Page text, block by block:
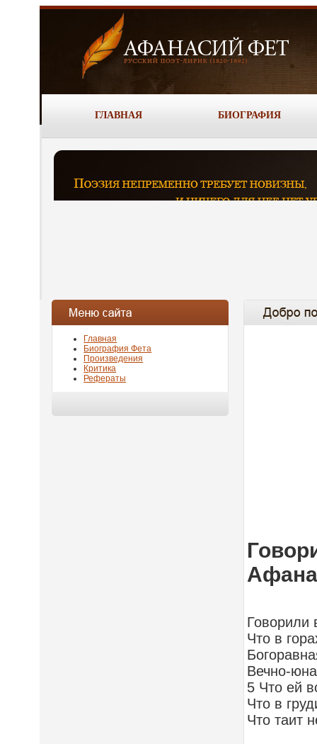
ГЛАВНАЯ БИОГРАФИЯ
Главная
Биография Фета
Произведения
Критика
Рефераты
Говорили
Что в
Вечно-
5 Что ей
Что в
Что таит